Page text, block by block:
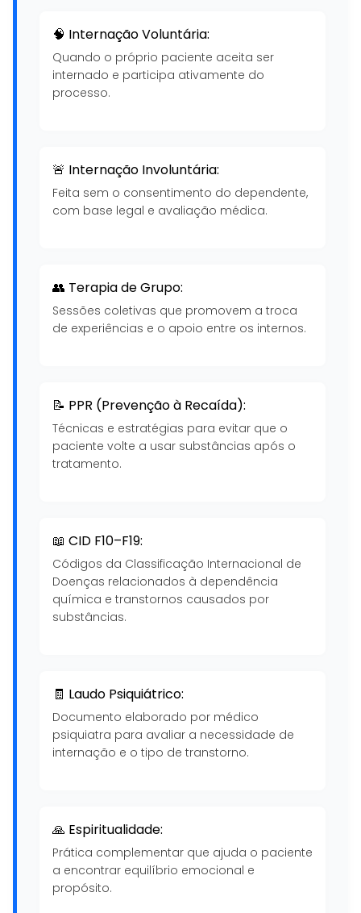
🧠 Internação Voluntária:
Quando o próprio paciente aceita ser
internado e participa ativamente do
processo.
🚨 Internação Involuntária:
Feita sem o consentimento do dependente,
com base legal e avaliação médica.
👥 Terapia de Grupo:
Sessões coletivas que promovem a troca
de experiências e o apoio entre os internos.
📝 PPR (Prevenção à Recaída):
Técnicas e estratégias para evitar que o
paciente volte a usar substâncias após o
tratamento.
📖 CID F10–F19:
Códigos da Classificação Internacional de
Doenças relacionados à dependência
química e transtornos causados por
substâncias.
🧾 Laudo Psiquiátrico:
Documento elaborado por médico
psiquiatra para avaliar a necessidade de
internação e o tipo de transtorno.
🙏 Espiritualidade:
Prática complementar que ajuda o paciente
a encontrar equilíbrio emocional e
propósito.